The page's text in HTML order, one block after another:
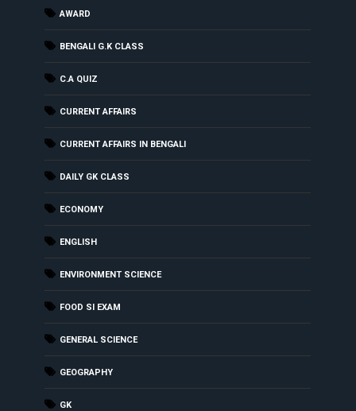
AWARD
BENGALI G.K CLASS
C.A QUIZ
CURRENT AFFAIRS
CURRENT AFFAIRS IN BENGALI
DAILY GK CLASS
ECONOMY
ENGLISH
ENVIRONMENT SCIENCE
FOOD SI EXAM
GENERAL SCIENCE
GEOGRAPHY
GK